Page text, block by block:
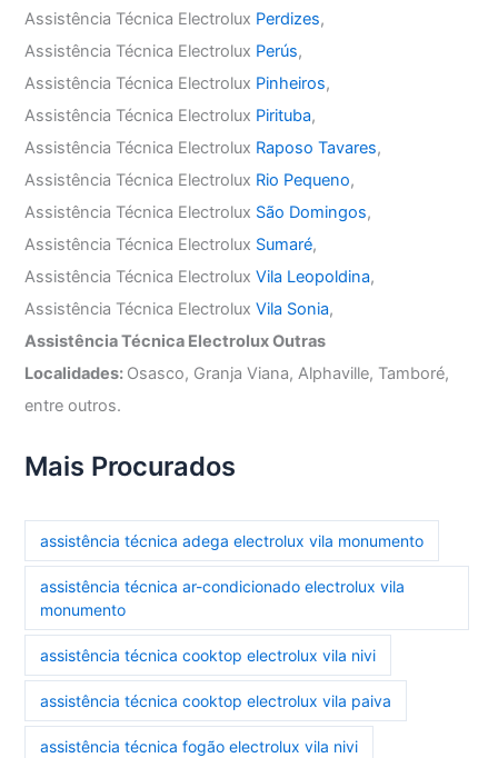
Assistência Técnica Electrolux Perdizes,
Assistência Técnica Electrolux Perús,
Assistência Técnica Electrolux Pinheiros,
Assistência Técnica Electrolux Pirituba,
Assistência Técnica Electrolux Raposo Tavares,
Assistência Técnica Electrolux Rio Pequeno,
Assistência Técnica Electrolux São Domingos,
Assistência Técnica Electrolux Sumaré,
Assistência Técnica ElectroluxVila Leopoldina,
Assistência Técnica ElectroluxVila Sonia,
Assistência Técnica Electrolux Outras
Localidades: Osasco, Granja Viana, Alphaville, Tamboré,
entre outros.
Mais Procurados
assistência técnica adega electrolux vila monumento
assistência técnica ar-condicionado electrolux vila
monumento
assistência técnica cooktop electrolux vila nivi
assistência técnica cooktop electrolux vila paiva
assistência técnica fogão electrolux vila nivi